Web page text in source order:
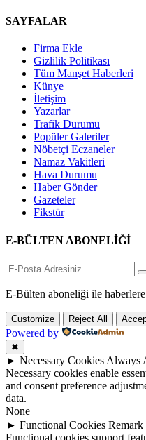
SAYFALAR
Firma Ekle
Gizlilik Politikası
Tüm Manşet Haberleri
Künye
İletişim
Yazarlar
Trafik Durumu
Popüler Galeriler
Nöbetçi Eczaneler
Namaz Vakitleri
Hava Durumu
Haber Gönder
Gazeteler
Fikstür
E-BÜLTEN ABONELİĞİ
E-Bülten aboneliği ile haberlere
Customize Reject All
Powered by
✖
► Necessary Cookies Always
Necessary cookies enable
and consent preference
data.
None
► Functional Cookies Remark
Functional cookies support